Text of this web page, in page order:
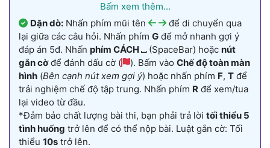
Bấm xem thêm...
Dặn dò: Nhấn phím mũi tên
để di chuyển qua
lại giữa các câu hỏi. Nhấn phím G để mở nhanh gợi ý
đáp án 5đ. Nhấn phím CÁCH ⎵(SpaceBar) hoặc nút
gắn cờđể đánh dấu cờ ( ). Bấm vào Chế độ toàn màn
hình (Bên cạnh nút xem gợi ý) hoặc nhấn phím F, T để
trải nghiệm chế độ tập trung. Nhấn phím R để xem/tua
lại video từ đầu.
*Đảm bảo chất lượng bài thi, bạn phải trả lời tối thiểu 5
tình huống trở lên để có thể nộp bài. Luật gắn cờ: Tối
thiểu 10s trở lên.